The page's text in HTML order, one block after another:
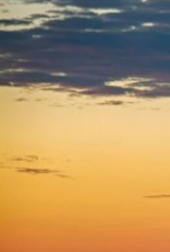
キ
ッ
プ